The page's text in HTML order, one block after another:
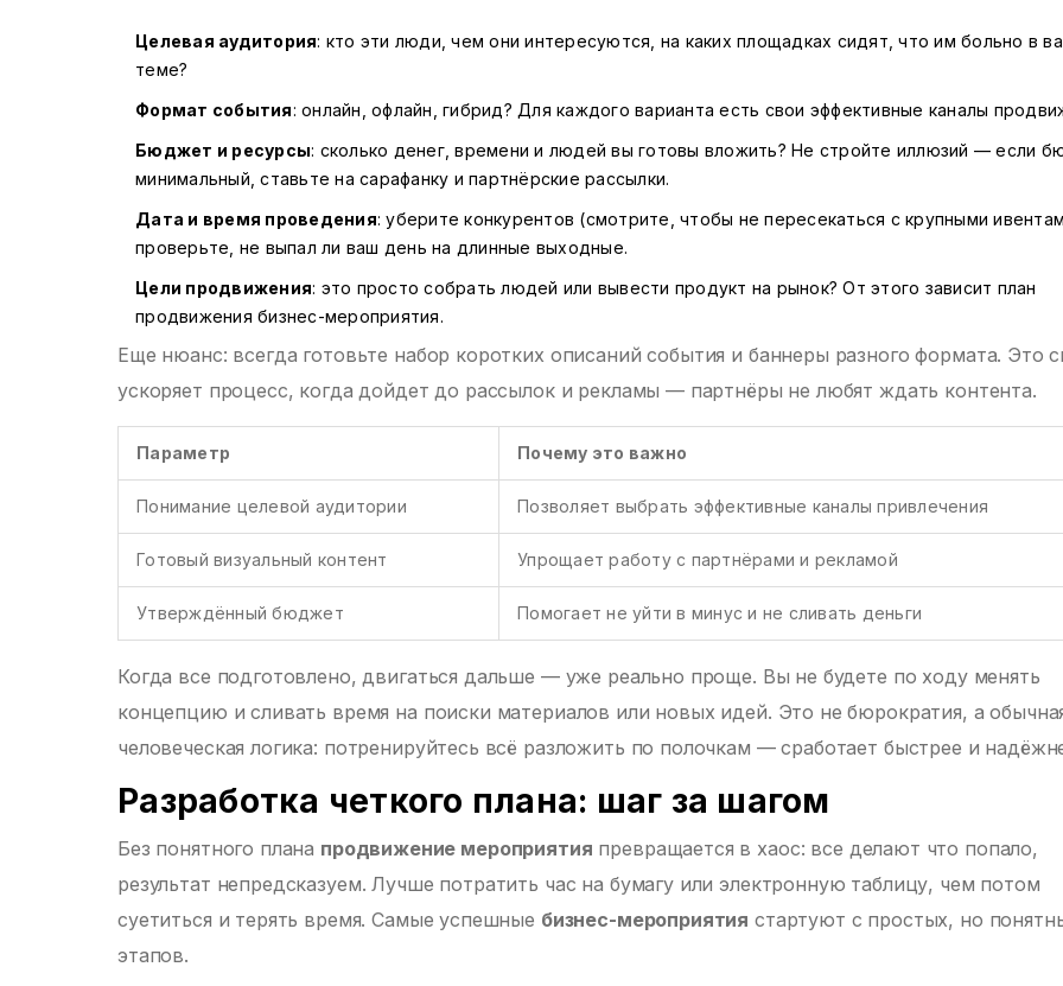
Целевая аудитория: кто эти люди, чем они интересуются, на каких площадках сидят, что им больно в
теме?
Формат события: онлайн, офлайн, гибрид? Для каждого варианта есть свои эффективные каналы
Бюджет и ресурсы: сколько денег, времени и людей вы готовы вложить? Не стройте иллюзий — если
минимальный, ставьте на сарафанку и партнёрские рассылки.
Дата и время проведения: уберите конкурентов (смотрите, чтобы не пересекаться с крупными
проверьте, не выпал ли ваш день на длинные выходные.
Цели продвижения: это просто собрать людей или вывести продукт на рынок? От этого зависит план
продвижения бизнес-мероприятия.
Еще нюанс: всегда готовьте набор коротких описаний события и баннеры разного формата. Это
ускоряет процесс, когда дойдет до рассылок и рекламы — партнёры не любят ждать контента.
Параметр Почему это важно
Понимание целевой аудитории Позволяет выбрать эффективные каналы привлечения
Готовый визуальный контент Упрощает работу с партнёрами и рекламой
Утверждённый бюджет Помогает не уйти в минус и не сливать деньги
Когда все подготовлено, двигаться дальше — уже реально проще. Вы не будете по ходу менять
концепцию и сливать время на поиски материалов или новых идей. Это не бюрократия, а
человеческая логика: потренируйтесь всё разложить по полочкам — сработает быстрее и
Разработка четкого плана: шаг за шагом
Без понятного плана продвижение мероприятия превращается в хаос: все делают что попало,
результат непредсказуем. Лучше потратить час на бумагу или электронную таблицу, чем потом
суетиться и терять время. Самые успешные бизнес-мероприятия стартуют с простых, но
этапов.